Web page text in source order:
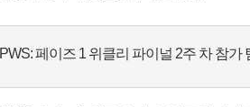
PWS: 페이즈 1 위클리 파이널 2주 차 참가